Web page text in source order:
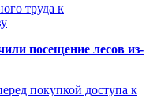
труда к
посещение лесов из-
покупкой доступа к